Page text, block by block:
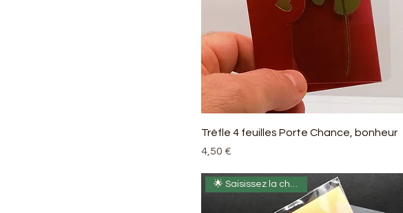
Trèfle 4 feuilles Porte Chance, bonheur
Prix
4,50 €
🌟 Saisissez la chance ! 🍀